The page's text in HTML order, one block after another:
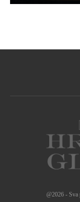
@2026 - Sva